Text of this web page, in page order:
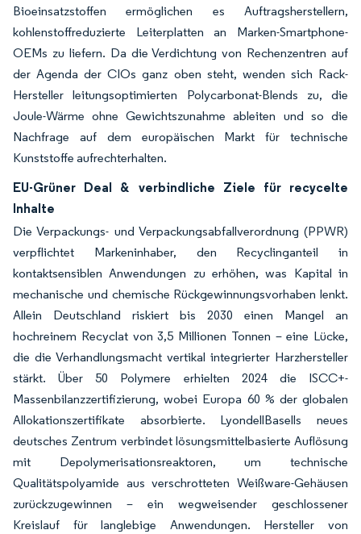
Bioeinsatzstoffen ermöglichen es Auftragsherstellern,
kohlenstoffreduzierte Leiterplatten an Marken-Smartphone-
OEMs zu liefern. Da die Verdichtung von Rechenzentren auf
der Agenda der CIOs ganz oben steht, wenden sich Rack-
Hersteller leitungsoptimierten Polycarbonat-Blends zu, die
Joule-Wärme ohne Gewichtszunahme ableiten und so die
Nachfrage auf dem europäischen Markt für technische
Kunststoffe aufrechterhalten.
EU-Grüner Deal & verbindliche Ziele für recycelte
Inhalte
Die Verpackungs- und Verpackungsabfallverordnung (PPWR)
verpflichtet Markeninhaber, den Recyclinganteil in
kontaktsensiblen Anwendungen zu erhöhen, was Kapital in
mechanische und chemische Rückgewinnungsvorhaben lenkt.
Allein Deutschland riskiert bis 2030 einen Mangel an
hochreinem Recyclat von 3,5 Millionen Tonnen – eine Lücke,
die die Verhandlungsmacht vertikal integrierter Harzhersteller
stärkt. Über 50 Polymere erhielten 2024 die ISCC+-
Massenbilanzzertifizierung, wobei Europa 60 % der globalen
Allokationszertifikate absorbierte. LyondellBasells neues
deutsches Zentrum verbindet lösungsmittelbasierte Auflösung
mit Depolymerisationsreaktoren, um technische
Qualitätspolyamide aus verschrotteten Weißware-Gehäusen
zurückzugewinnen – ein wegweisender geschlossener
Kreislauf für langlebige Anwendungen. Hersteller von